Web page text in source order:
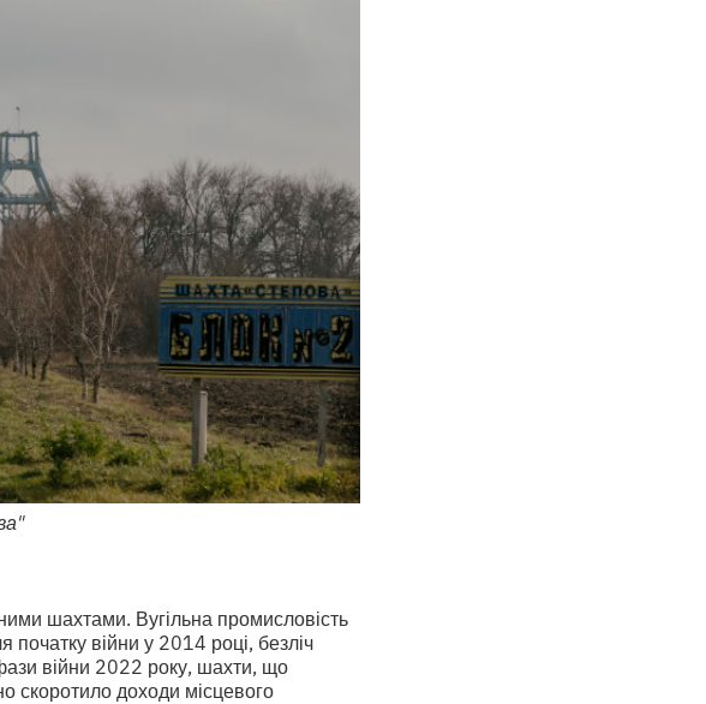
шахтами. Вугільна промисловість
початку війни у 2014 році, безліч
війни 2022 року, шахти, що
доходи місцевого